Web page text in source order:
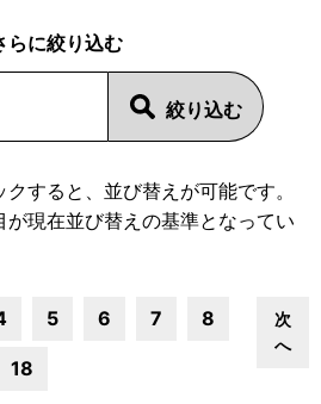
らに絞り込む
すると、並び替えが可能です。
現在並び替えの基準となってい
5 6 7 8
18
次
へ